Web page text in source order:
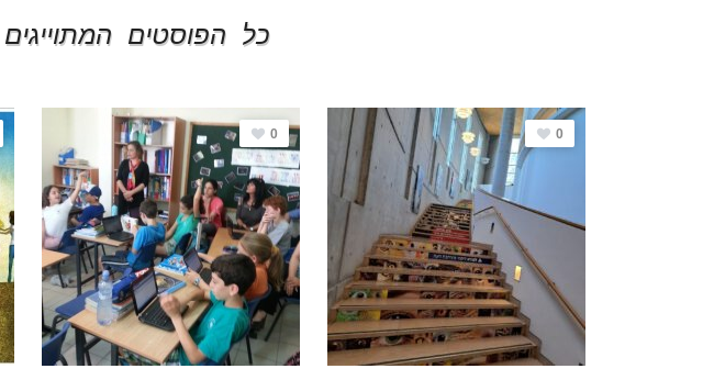
כל הפוסטים
0
0